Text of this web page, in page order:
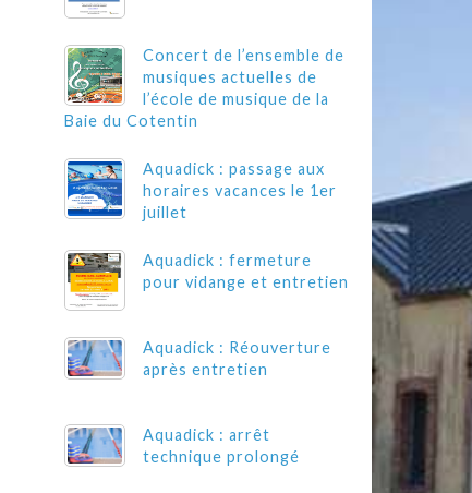
Concert de l’ensemble de
musiques actuelles de
l’école de musique de la
Baie du Cotentin
Aquadick : passage aux
horaires vacances le 1er
juillet
Aquadick : fermeture
pour vidange et entretien
Aquadick : Réouverture
après entretien
Aquadick : arrêt
technique prolongé